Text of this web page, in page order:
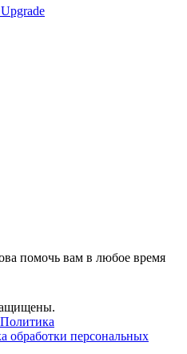
помочь вам в любое время
Политика
обработки персональных